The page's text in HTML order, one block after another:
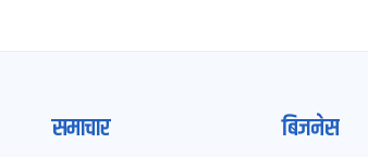
समाचार बिजनेस